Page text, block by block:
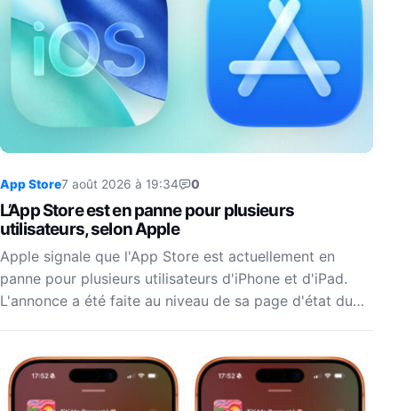
App Store7 août 2026 à 19:34 0
L’App Store est en panne pour plusieurs
utilisateurs, selon Apple
Apple signale que l'App Store est actuellement en
panne pour plusieurs utilisateurs d'iPhone et d'iPad.
L'annonce a été faite au niveau de sa page d'état du…